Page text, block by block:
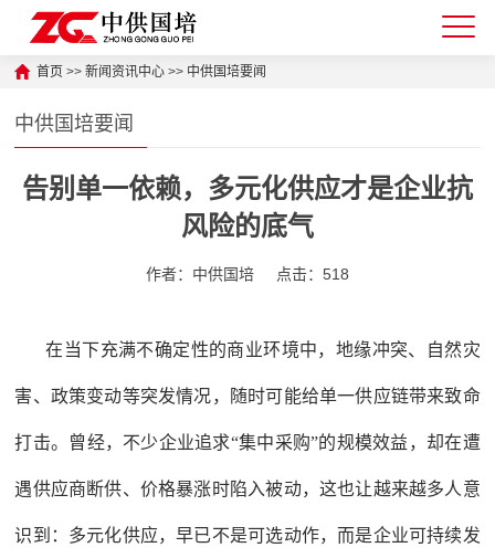
首页 >>新闻资讯中心 >> 中供国培要闻
中供国培要闻
告别单一依赖，多元化供应才是企业抗
风险的底气
作者：中供国培 点击：518
在当下充满不确定性的商业环境中，地缘冲突、自然灾
害、政策变动等突发情况，随时可能给单一供应链带来致命
打击。曾经，不少企业追求“集中采购”的规模效益，却在遭
遇供应商断供、价格暴涨时陷入被动，这也让越来越多人意
识到：多元化供应，早已不是可选动作，而是企业可持续发